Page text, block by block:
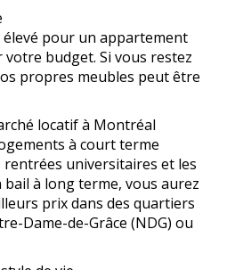
pour un appartement
budget. Si vous restez
propres meubles peut être
locatif à Montréal
à court terme
universitaires et les
bail à long terme, vous aurez
prix dans des quartiers
Dame-de-Grâce (NDG) ou